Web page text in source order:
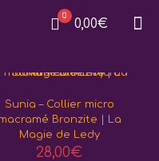
0
0,00€
Sunia – Collier micro
Bronzite | La
Magie de Ledy
28,00€